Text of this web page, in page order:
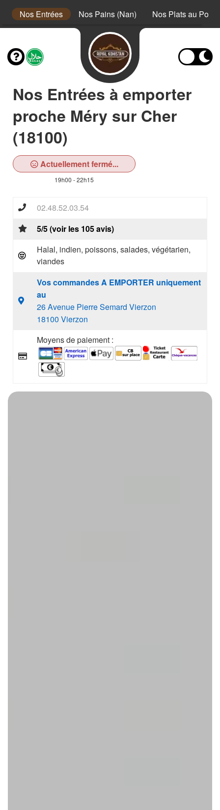
Nos Entrées Nos Pains (Nan) Nos Plats au
Nos Entrées à emporter
proche Méry sur Cher
(18100)
Actuellement fermé...
19h00 - 22h15
02.48.52.03.54
5/5 (voir les 105 avis)
Halal, indien, poissons, salades, végétarien,
viandes
Vos commandes A EMPORTER uniquement
au
26 Avenue Pierre Semard Vierzon
18100 Vierzon
Moyens de paiement :